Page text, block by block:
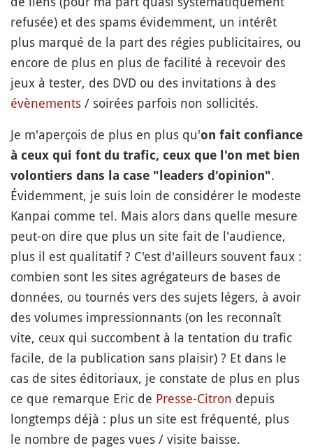
refusée) et des spams évidemment, un intérêt
plus marqué de la part des régies publicitaires, ou
encore de plus en plus de facilité à recevoir des
jeux à tester, des DVD ou des invitations à des
évènements / soirées parfois non sollicités.
Je m'aperçois de plus en plus qu'on fait confiance
à ceux qui font du trafic, ceux que l'on met bien
volontiers dans la case "leaders d'opinion".
Évidemment, je suis loin de considérer le modeste
Kanpai comme tel. Mais alors dans quelle mesure
peut-on dire que plus un site fait de l'audience,
plus il est qualitatif ? C'est d'ailleurs souvent faux :
combien sont les sites agrégateurs de bases de
données, ou tournés vers des sujets légers, à avoir
des volumes impressionnants (on les reconnaît
vite, ceux qui succombent à la tentation du trafic
facile, de la publication sans plaisir) ? Et dans le
cas de sites éditoriaux, je constate de plus en plus
ce que remarque Eric de Presse-Citron depuis
longtemps déjà : plus un site est fréquenté, plus
le nombre de pages vues / visite baisse.